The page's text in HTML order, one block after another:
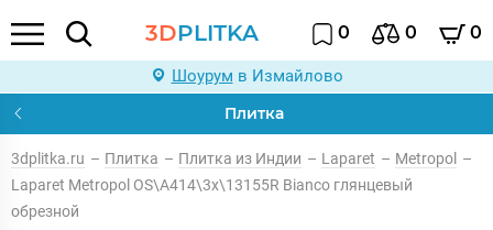
3DPLITKA 0 0 0
Шоурум в Измайлово
Плитка
3dplitka.ru – Плитка – Плитка из Индии – Laparet – Metropol –
Laparet Metropol OS\A414\3x\13155R Bianco глянцевый
обрезной